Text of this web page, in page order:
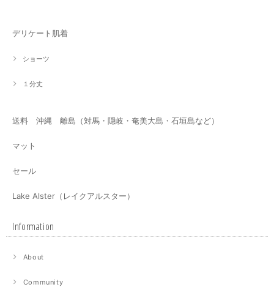
デリケート肌着
ショーツ
１分丈
送料 沖縄 離島（対馬・隠岐・奄美大島・石垣島など）
マット
セール
Lake Alster（レイクアルスター）
Information
About
Community